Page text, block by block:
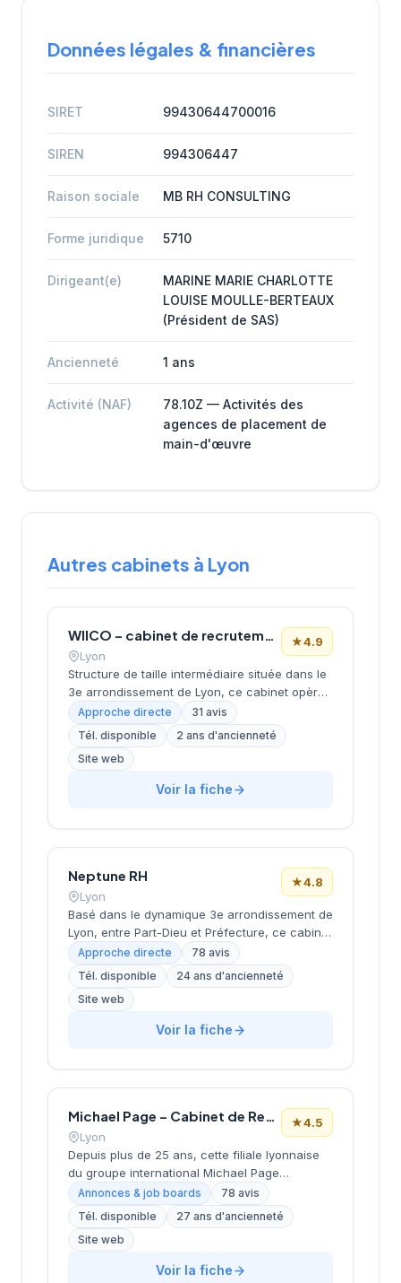
Données légales & financières
SIRET 99430644700016
SIREN 994306447
Raison sociale MB RH CONSULTING
Forme juridique 5710
Dirigeant(e)
MARINE MARIE CHARLOTTE
LOUISE MOULLE-BERTEAUX
(Président de SAS)
Ancienneté 1 ans
Activité (NAF)
78.10Z — Activités des
agences de placement de
main-d'œuvre
Autres cabinets à Lyon
WIICO – cabinet de recrutement
Lyon
★4.9
Structure de taille intermédiaire située dans le
3e arrondissement de Lyon, ce cabinet opère
depuis le quartier d'affaires de la Part-Dieu.
Dirigée par MOMTAZ-AZAD, l'entreprise
développe ses activités de recrutement avec
un positionnement géographique stratégique
au cœur du pôle économique lyonnais. La
société bénéficie d'une excellente réputation
Approche directe
31 avis
Tél. disponible
2 ans d'ancienneté
Site web
Voir la fiche
Neptune RH
Lyon
★4.8
Basé dans le dynamique 3e arrondissement de
Lyon, entre Part-Dieu et Préfecture, ce cabinet
de recrutement développe ses activités depuis
ses locaux de la rue Servient. Dirigé par
PERRIOLAT, il accompagne les entreprises
dans leurs recherches de talents avec une
approche personnalisée. La structure
bénéficie d'une excellente réputation auprès
Approche directe
78 avis
Tél. disponible
24 ans d'ancienneté
Site web
Voir la fiche
Michael Page – Cabinet de Recrutement Lyon
Lyon
★4.5
Depuis plus de 25 ans, cette filiale lyonnaise
du groupe international Michael Page
accompagne les entreprises et candidats
dans leurs projets de recrutement. Implanté
dans le 3e arrondissement au cœur du
quartier Part-Dieu, le cabinet intervient sur
l'ensemble des métiers et secteurs d'activité
Annonces & job boards
78 avis
Tél. disponible
27 ans d'ancienneté
Site web
Voir la fiche